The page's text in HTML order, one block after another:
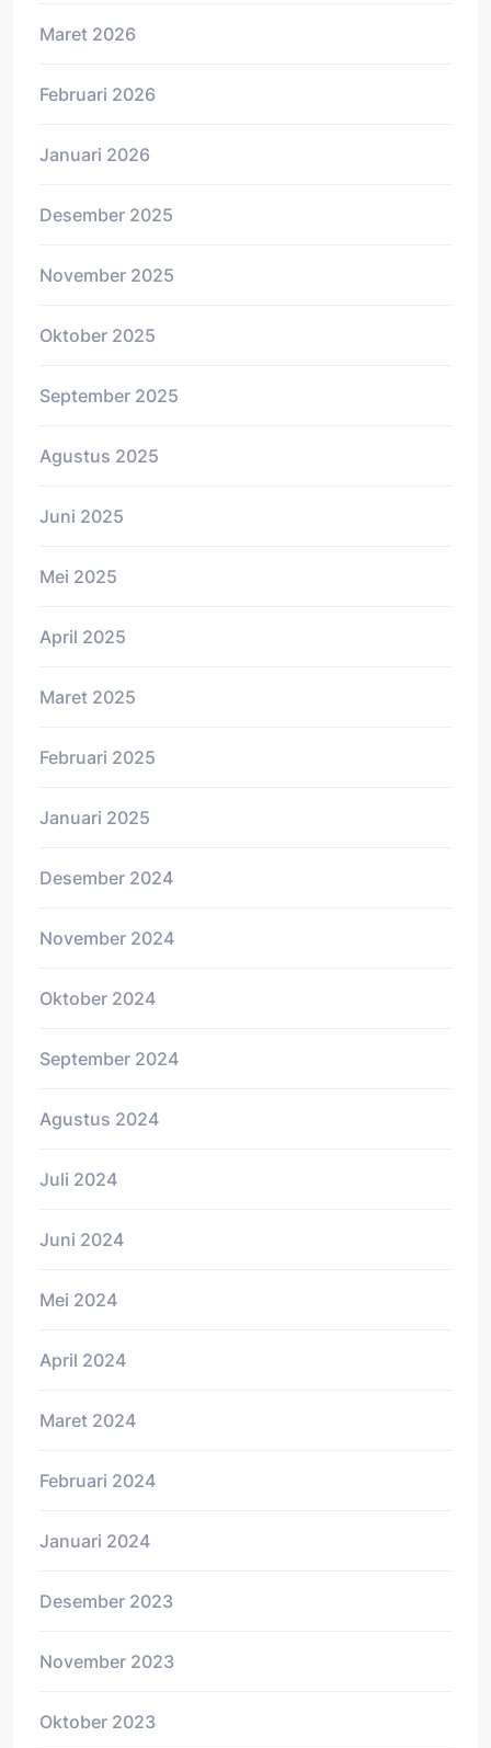
Maret 2026
Februari 2026
Januari 2026
Desember 2025
November 2025
Oktober 2025
September 2025
Agustus 2025
Juni 2025
Mei 2025
April 2025
Maret 2025
Februari 2025
Januari 2025
Desember 2024
November 2024
Oktober 2024
September 2024
Agustus 2024
Juli 2024
Juni 2024
Mei 2024
April 2024
Maret 2024
Februari 2024
Januari 2024
Desember 2023
November 2023
Oktober 2023